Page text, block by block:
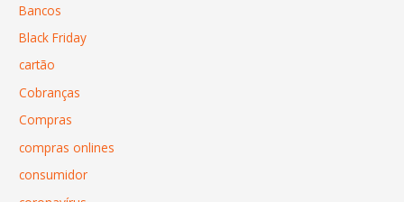
Bancos
Black Friday
cartão
Cobranças
Compras
compras onlines
consumidor